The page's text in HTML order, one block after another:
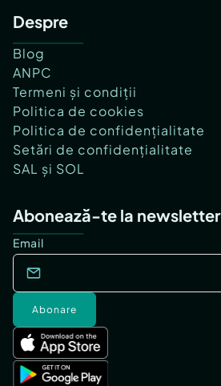
Despre
Blog
ANPC
Termeni și condiții
Politica de cookies
Politica de confidențialitate
Setări de confidențialitate
SAL și SOL
Abonează-te la newsletter
Email
Abonare